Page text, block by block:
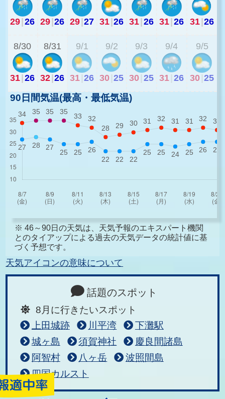
29|26 29|26 29|27 31|26 31|26 31|26 31|26
8/30
31|26
8/31
32|26
9/1
31 26
9/2
30 25
9/3
30 25
9/4
31 26
9/5
30 25
90日間気温(最高・最低気温)
※ 46～90日の天気は、天気予報のエキスパート機関
とのタイアップによる過去の天気データの統計値に基
づく予想です。
天気アイコンの意味について
話題のスポット
8月に行きたいスポット
上田城跡
川平湾
下灘駅
城ヶ島
須賀神社
慶良間諸島
阿智村
八ヶ岳
波照間島
四国カルスト